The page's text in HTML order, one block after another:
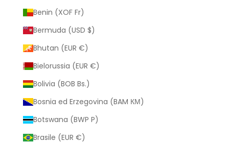
Benin (XOF Fr)
Bermuda (USD $)
Bhutan (EUR €)
Bielorussia (EUR €)
Bolivia (BOB Bs.)
Bosnia ed Erzegovina (BAM КМ)
Botswana (BWP P)
Brasile (EUR €)